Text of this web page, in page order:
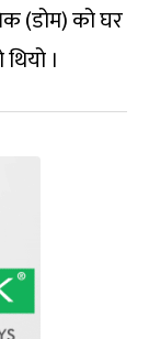
(डोम) को घर
।